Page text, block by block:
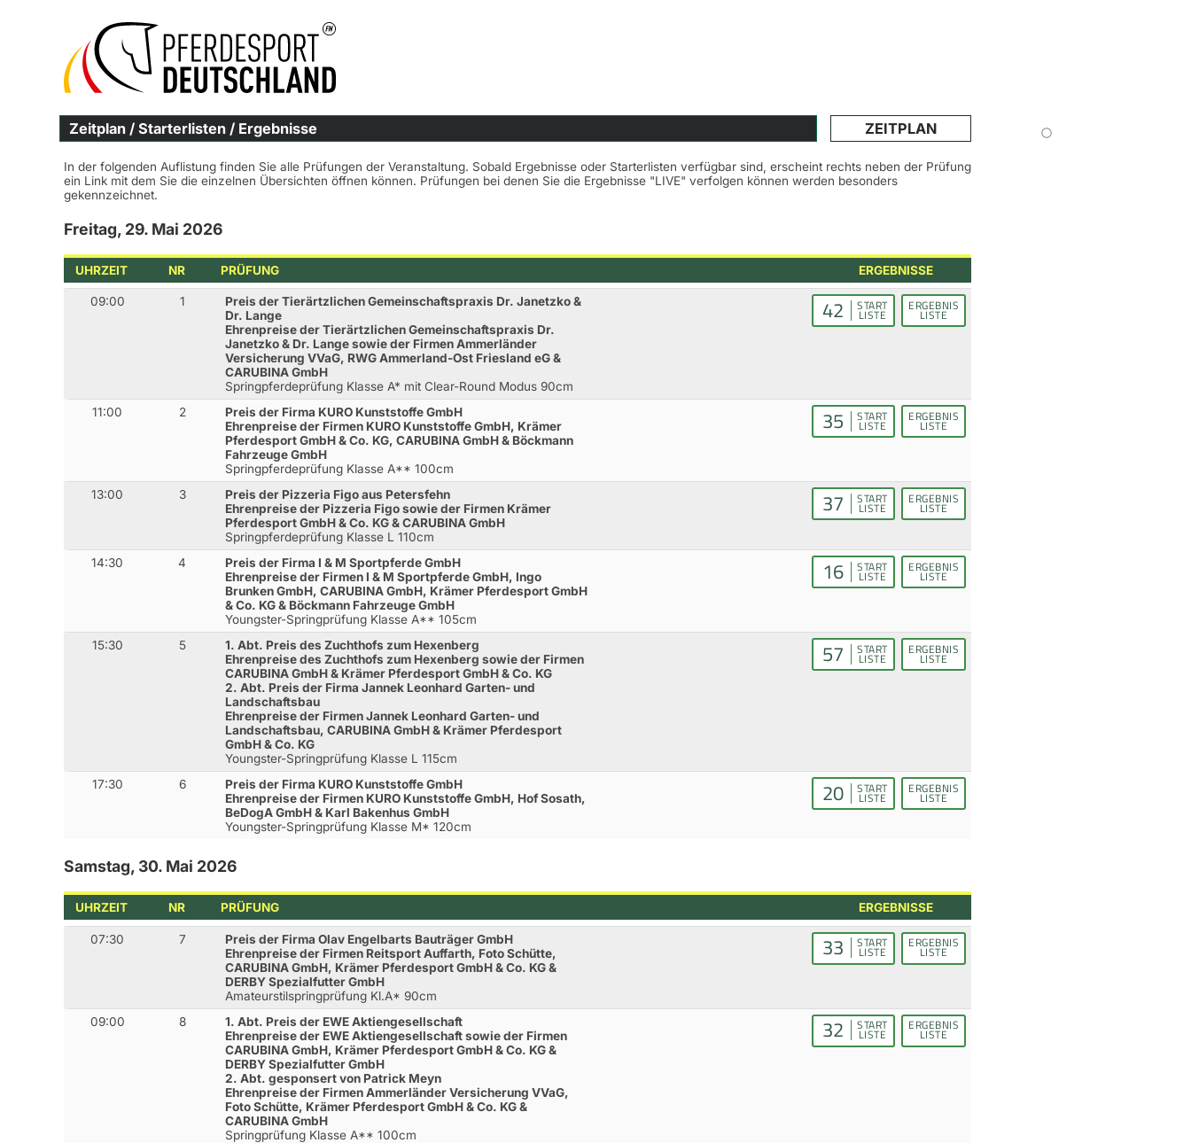
Zeitplan / Starterlisten / Ergebnisse ZEITPLAN
In der folgenden Auflistung finden Sie alle Prüfungen der Veranstaltung. Sobald Ergebnisse oder Starterlisten verfügbar sind, erscheint rechts neben der Prüfung
ein Link mit dem Sie die einzelnen Übersichten öffnen können. Prüfungen bei denen Sie die Ergebnisse "LIVE" verfolgen können werden besonders
gekennzeichnet.
Freitag, 29. Mai 2026
UHRZEIT NR PRÜFUNG ERGEBNISSE
09:00 1
Preis der Tierärtzlichen Gemeinschaftspraxis Dr. Janetzko &
Dr. Lange
Ehrenpreise der Tierärtzlichen Gemeinschaftspraxis Dr.
Janetzko & Dr. Lange sowie der Firmen Ammerländer
Versicherung VVaG, RWG Ammerland-Ost Friesland eG &
CARUBINA GmbH
Springpferdeprüfung Klasse A* mit Clear-Round Modus 90cm
42 START
LISTE
ERGEBNIS
LISTE
11:00 2
Preis der Firma KURO Kunststoffe GmbH
Ehrenpreise der Firmen KURO Kunststoffe GmbH, Krämer
Pferdesport GmbH & Co. KG, CARUBINA GmbH & Böckmann
Fahrzeuge GmbH
Springpferdeprüfung Klasse A** 100cm
35 START
LISTE
ERGEBNIS
LISTE
13:00 3
Preis der Pizzeria Figo aus Petersfehn
Ehrenpreise der Pizzeria Figo sowie der Firmen Krämer
Pferdesport GmbH & Co. KG & CARUBINA GmbH
Springpferdeprüfung Klasse L 110cm
37 START
LISTE
ERGEBNIS
LISTE
14:30 4
Preis der Firma I & M Sportpferde GmbH
Ehrenpreise der Firmen I & M Sportpferde GmbH, Ingo
Brunken GmbH, CARUBINA GmbH, Krämer Pferdesport GmbH
& Co. KG & Böckmann Fahrzeuge GmbH
Youngster-Springprüfung Klasse A** 105cm
16 START
LISTE
ERGEBNIS
LISTE
15:30 5
1. Abt. Preis des Zuchthofs zum Hexenberg
Ehrenpreise des Zuchthofs zum Hexenberg sowie der Firmen
CARUBINA GmbH & Krämer Pferdesport GmbH & Co. KG
2. Abt. Preis der Firma Jannek Leonhard Garten- und
Landschaftsbau
Ehrenpreise der Firmen Jannek Leonhard Garten- und
Landschaftsbau, CARUBINA GmbH & Krämer Pferdesport
GmbH & Co. KG
Youngster-Springprüfung Klasse L 115cm
57 START
LISTE
ERGEBNIS
LISTE
17:30 6
Preis der Firma KURO Kunststoffe GmbH
Ehrenpreise der Firmen KURO Kunststoffe GmbH, Hof Sosath,
BeDogA GmbH & Karl Bakenhus GmbH
Youngster-Springprüfung Klasse M* 120cm
20 START
LISTE
ERGEBNIS
LISTE
Samstag, 30. Mai 2026
UHRZEIT NR PRÜFUNG ERGEBNISSE
07:30 7
Preis der Firma Olav Engelbarts Bauträger GmbH
Ehrenpreise der Firmen Reitsport Auffarth, Foto Schütte,
CARUBINA GmbH, Krämer Pferdesport GmbH & Co. KG &
DERBY Spezialfutter GmbH
Amateurstilspringprüfung Kl.A* 90cm
33 START
LISTE
ERGEBNIS
LISTE
09:00 8
1. Abt. Preis der EWE Aktiengesellschaft
Ehrenpreise der EWE Aktiengesellschaft sowie der Firmen
CARUBINA GmbH, Krämer Pferdesport GmbH & Co. KG &
DERBY Spezialfutter GmbH
2. Abt. gesponsert von Patrick Meyn
Ehrenpreise der Firmen Ammerländer Versicherung VVaG,
Foto Schütte, Krämer Pferdesport GmbH & Co. KG &
CARUBINA GmbH
Springprüfung Klasse A** 100cm
32 START
LISTE
ERGEBNIS
LISTE